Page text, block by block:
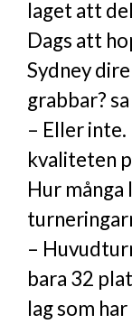
laget att
Dags att
Sydney
grabbar?
– Eller
kvaliteten
Hur många
–
bara 32
lag som